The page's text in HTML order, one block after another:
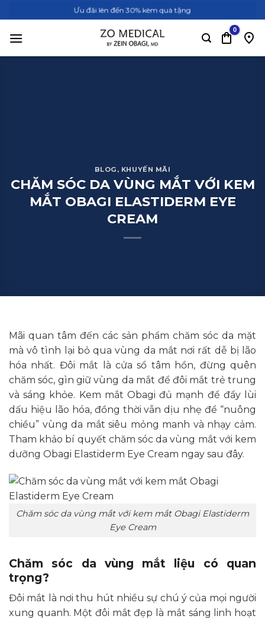
qua
nội
Ưu đãi lên đến 30% kèm quà tặng
BLOG , KHUYẾN MÃI
CHĂM SÓC DA VÙNG MẮT VỚI KEM
MẮT OBAGI ELASTIDERM EYE
CREAM
Mãi quan tâm đến các sản phẩm chăm sóc da mặt
mà vô tình lại bỏ qua vùng da mắt nơi rất dễ bị lão
hóa nhất. Đôi mắt là cửa sổ tâm hồn, đừng quên
chăm sóc, gìn giữ vùng da mắt để đôi mắt trẻ trung
và sáng khỏe. Kem mắt Obagi đủ mạnh để đẩy lùi
dấu hiệu lão hóa, đồng thời vẫn dịu nhẹ để “nuông
chiều” vùng da mắt siêu mỏng manh và nhạy cảm.
Tham khảo bí quyết chăm sóc da vùng mắt với kem
dưỡng Obagi Elastiderm Eye Cream ngay sau đây.
Chăm sóc da vùng mắt với kem mắt Obagi Elastiderm
Eye Cream
Chăm sóc da vùng mắt liệu có quan
trọng?
Đôi mắt là nơi thu hút nhiều sự chú ý của mọi người
xung quanh. Một đôi mắt đẹp là mắt sáng linh hoạt